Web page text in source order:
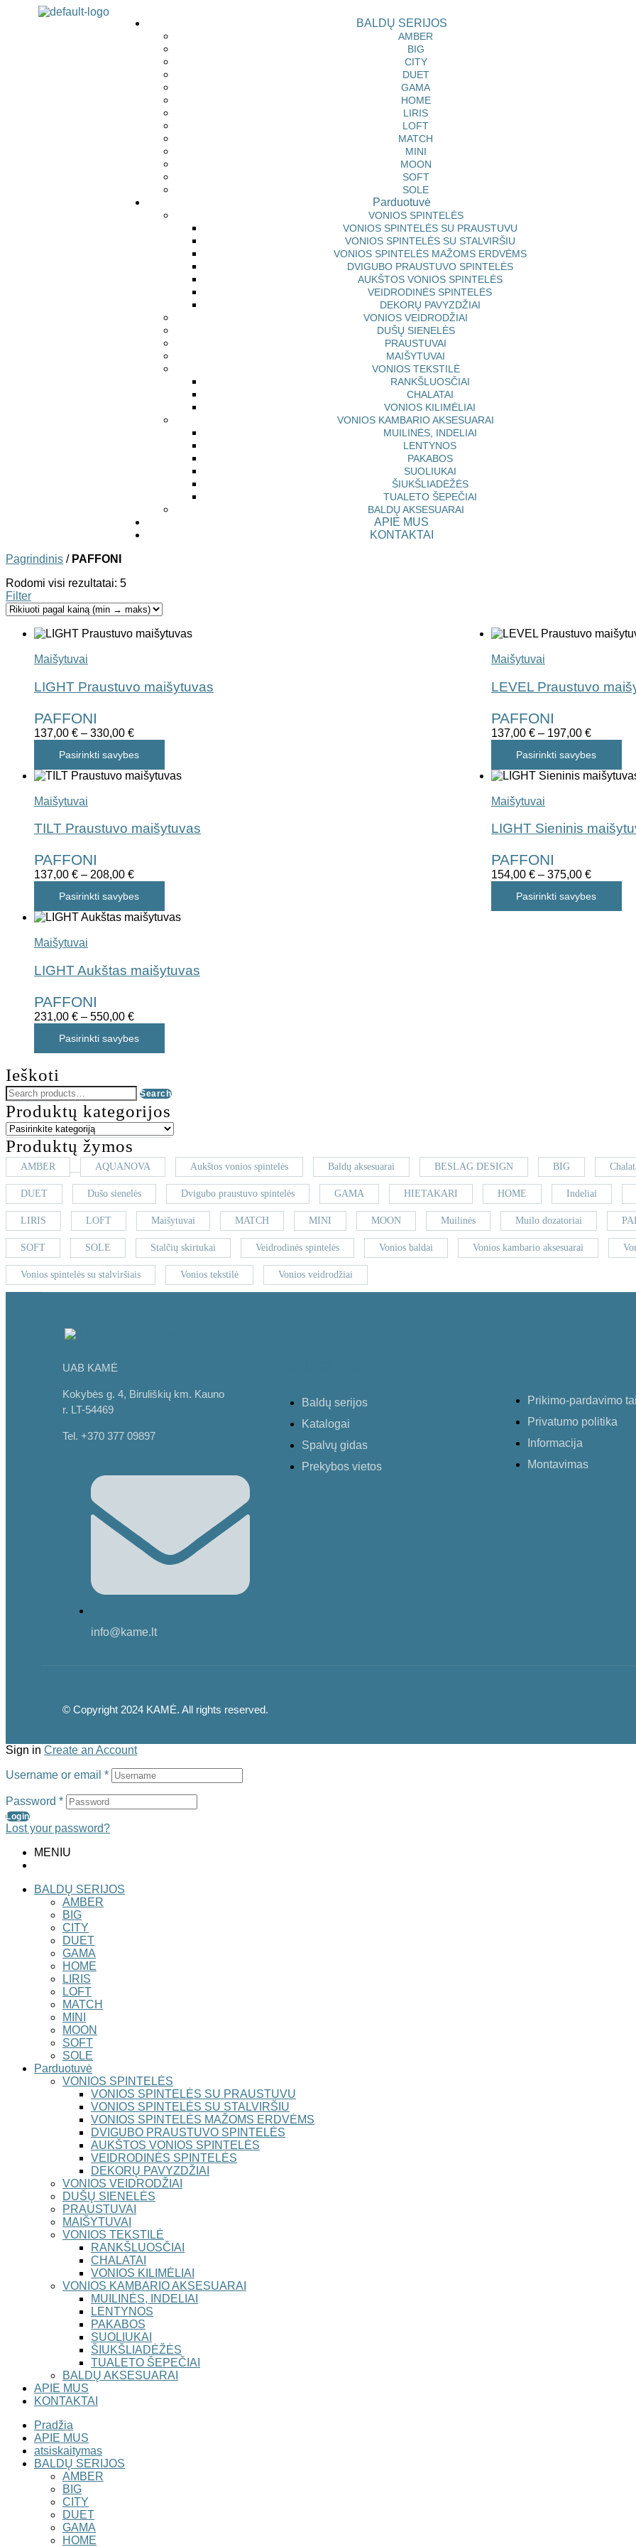
BALDŲ SERIJOS
AMBER
BIG
CITY
DUET
GAMA
HOME
LIRIS
LOFT
MATCH
MINI
MOON
SOFT
SOLE
Parduotuvė
VONIOS SPINTELĖS
VONIOS SPINTELĖS SU PRAUSTUVU
VONIOS SPINTELĖS SU STALVIRŠIU
VONIOS SPINTELĖS MAŽOMS ERDVĖMS
DVIGUBO PRAUSTUVO SPINTELĖS
AUKŠTOS VONIOS SPINTELĖS
VEIDRODINĖS SPINTELĖS
DEKORŲ PAVYZDŽIAI
VONIOS VEIDRODŽIAI
DUŠŲ SIENELĖS
PRAUSTUVAI
MAIŠYTUVAI
VONIOS TEKSTILĖ
RANKŠLUOSČIAI
CHALATAI
VONIOS KILIMĖLIAI
VONIOS KAMBARIO AKSESUARAI
MUILINĖS, INDELIAI
LENTYNOS
PAKABOS
SUOLIUKAI
ŠIUKŠLIADĖŽĖS
TUALETO ŠEPEČIAI
BALDŲ AKSESUARAI
APIE MUS
KONTAKTAI
Pagrindinis / PAFFONI
Rodomi visi rezultatai: 5
Filter
Maišytuvai
LIGHT Praustuvo maišytuvas
PAFFONI
137,00 € – 330,00 €
Pasirinkti savybes
Maišytuvai
LEVEL Praustuvo
PAFFONI
137,00 € – 197,00 €
Pasirinkti savybes
Maišytuvai
TILT Praustuvo maišytuvas
PAFFONI
137,00 € – 208,00 €
Pasirinkti savybes
Maišytuvai
LIGHT Sieninis
PAFFONI
154,00 € – 375,00 €
Pasirinkti savybes
Maišytuvai
LIGHT Aukštas maišytuvas
PAFFONI
231,00 € – 550,00 €
Pasirinkti savybes
Ieškoti
Search
Produktų kategorijos
Produktų žymos
AMBER AQUANOVA Aukštos vonios spintelės Baldų aksesuarai BESLAG DESIGN BIG
DUET Dušo sienelės Dvigubo praustuvo spintelės GAMA HIETAKARI HOME Indeliai
LIRIS LOFT Maišytuvai MATCH MINI MOON Muilinės Muilo dozatoriai
SOFT SOLE Stalčių skirtukai Veidrodinės spintelės Vonios baldai Vonios kambario aksesuarai
Vonios spintelės su stalviršiais Vonios tekstilė Vonios veidrodžiai
UAB KAMĖ
Kokybės g. 4, Biruliškių km. Kauno
r. LT-54469
Tel. +370 377 09897
info@kame.lt
Baldų serijos
Katalogai
Spalvų gidas
Prekybos vietos
Prikimo-pardavimo
Privatumo politika
Informacija
Montavimas
© Copyright 2024 KAMĖ. All rights reserved.
Sign in Create an Account
Username or email *
Password *
Login
Lost your password?
MENIU
BALDŲ SERIJOS
AMBER
BIG
CITY
DUET
GAMA
HOME
LIRIS
LOFT
MATCH
MINI
MOON
SOFT
SOLE
Parduotuvė
VONIOS SPINTELĖS
VONIOS SPINTELĖS SU PRAUSTUVU
VONIOS SPINTELĖS SU STALVIRŠIU
VONIOS SPINTELĖS MAŽOMS ERDVĖMS
DVIGUBO PRAUSTUVO SPINTELĖS
AUKŠTOS VONIOS SPINTELĖS
VEIDRODINĖS SPINTELĖS
DEKORŲ PAVYZDŽIAI
VONIOS VEIDRODŽIAI
DUŠŲ SIENELĖS
PRAUSTUVAI
MAIŠYTUVAI
VONIOS TEKSTILĖ
RANKŠLUOSČIAI
CHALATAI
VONIOS KILIMĖLIAI
VONIOS KAMBARIO AKSESUARAI
MUILINĖS, INDELIAI
LENTYNOS
PAKABOS
SUOLIUKAI
ŠIUKŠLIADĖŽĖS
TUALETO ŠEPEČIAI
BALDŲ AKSESUARAI
APIE MUS
KONTAKTAI
Pradžia
APIE MUS
atsiskaitymas
BALDŲ SERIJOS
AMBER
BIG
CITY
DUET
GAMA
HOME